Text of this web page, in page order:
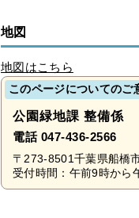
地図
地図はこちら
このページについてのご
公園緑地課 整備係
電話 047-436-2566
〒273-8501千葉県船橋
受付時間：午前9時から